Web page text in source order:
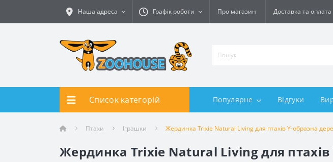
Наша адреса Графік роботи Про магазин Доставка та оплата
Список категорій Популярне Відгуки
Птахи Іграшки Жердинка Trixie Natural Living для птахів Y-образна
Жердинка Trixie Natural Living для